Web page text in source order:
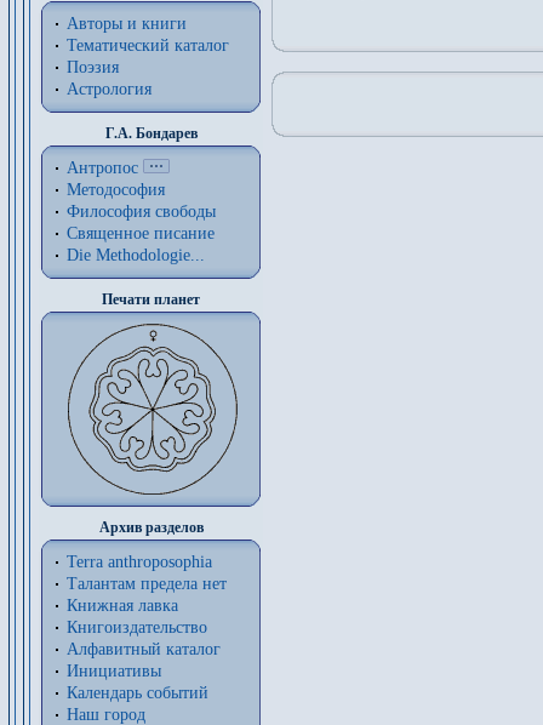
Авторы и книги
Тематический каталог
Поэзия
Астрология
Г.А. Бондарев
Антропос
Методософия
Философия cвободы
Священное писание
Die Methodologie...
Печати планет
Архив разделов
Terra anthroposophia
Талантам предела нет
Книжная лавка
Книгоиздательство
Алфавитный каталог
Инициативы
Календарь событий
Наш город